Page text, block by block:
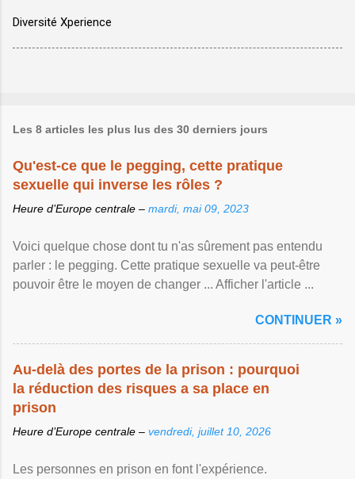
Diversité Xperience
Les 8 articles les plus lus des 30 derniers jours
Qu'est-ce que le pegging, cette pratique
sexuelle qui inverse les rôles ?
Heure d’Europe centrale – mardi, mai 09, 2023
Voici quelque chose dont tu n'as sûrement pas entendu
parler : le pegging. Cette pratique sexuelle va peut-être
pouvoir être le moyen de changer ... Afficher l'article ...
CONTINUER »
Au-delà des portes de la prison : pourquoi
la réduction des risques a sa place en
prison
Heure d’Europe centrale – vendredi, juillet 10, 2026
Les personnes en prison en font l'expérience.